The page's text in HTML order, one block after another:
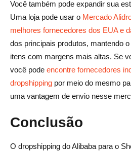
Você também pode expandir sua
Uma loja pode usar o Mercado
melhores fornecedores dos EUA e
dos principais produtos, mantendo
itens com margens mais altas. Se
você pode encontre fornecedores
dropshipping por meio do mesmo
uma vantagem de envio nesse
Conclusão
O dropshipping do Alibaba para o